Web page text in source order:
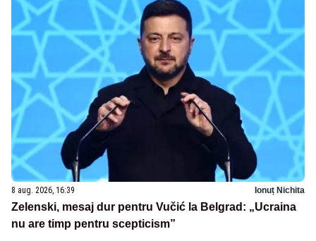
8 aug. 2026, 16:39 Ionuț Nichita
Zelenski, mesaj dur pentru Vučić la Belgrad: „Ucraina
nu are timp pentru scepticism”